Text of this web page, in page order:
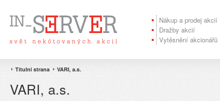
Nákup a prodej akcií
Dražby akcií
Vytěsnění akcionářů
Titulní strana VARI, a.s.
VARI, a.s.